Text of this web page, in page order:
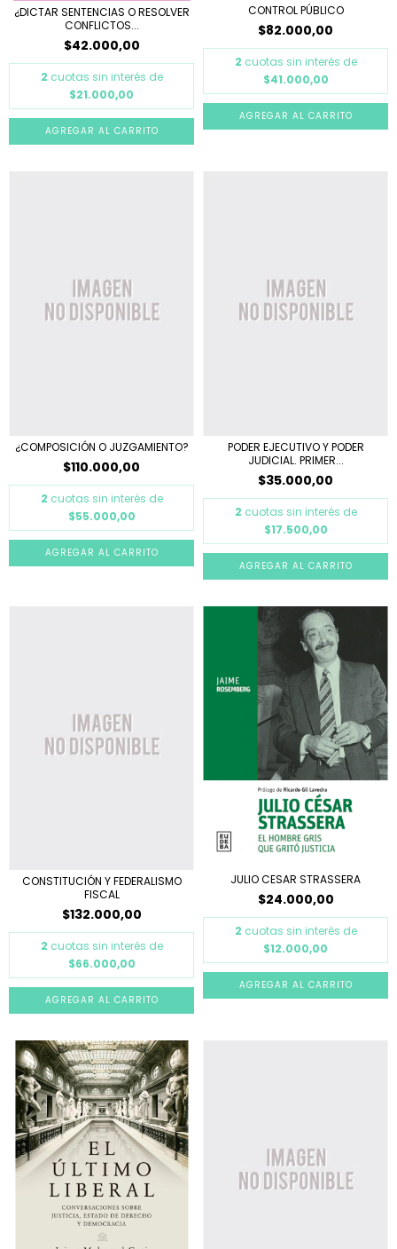
¿DICTAR SENTENCIAS O RESOLVER
CONFLICTOS...
$42.000,00
2 cuotas sin interés de
$21.000,00
CONTROL PÚBLICO
$82.000,00
2 cuotas sin interés de
$41.000,00
¿COMPOSICIÓN O JUZGAMIENTO?
$110.000,00
2 cuotas sin interés de
$55.000,00
PODER EJECUTIVO Y PODER
JUDICIAL. PRIMER...
$35.000,00
2 cuotas sin interés de
$17.500,00
CONSTITUCIÓN Y FEDERALISMO
FISCAL
$132.000,00
2 cuotas sin interés de
$66.000,00
JULIO CESAR STRASSERA
$24.000,00
2 cuotas sin interés de
$12.000,00